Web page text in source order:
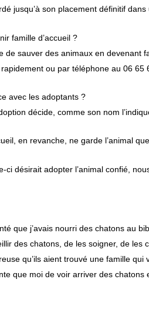
jusqu’à son placement définitif
famille d’accueil ?
de sauver des animaux en devenant
ou par téléphone au 06 65
avec les adoptants ?
décide, comme son nom
en revanche, ne garde l’animal
ci désirait adopter l’animal confié,
que j’avais nourri des chatons au
des chatons, de les soigner, de les
qu’ils aient trouvé une famille
que moi de voir arriver des